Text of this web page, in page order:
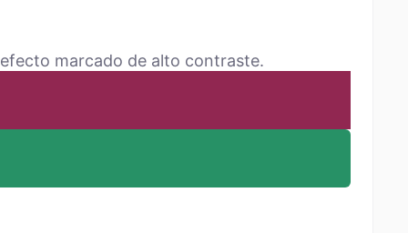
marcado de alto contraste.